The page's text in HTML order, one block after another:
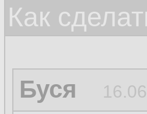
Как
Буся